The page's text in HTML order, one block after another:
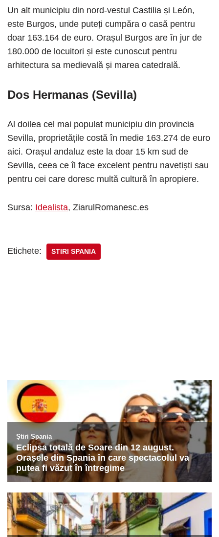
Un alt municipiu din nord-vestul Castilia și León,
este Burgos, unde puteți cumpăra o casă pentru
doar 163.164 de euro. Orașul Burgos are în jur de
180.000 de locuitori și este cunoscut pentru
arhitectura sa medievală și marea catedrală.
Dos Hermanas (Sevilla)
Al doilea cel mai populat municipiu din provincia
Sevilla, proprietățile costă în medie 163.274 de euro
aici. Orașul andaluz este la doar 15 km sud de
Sevilla, ceea ce îl face excelent pentru navetiști sau
pentru cei care doresc multă cultură în apropiere.
Sursa: Idealista, ZiarulRomanesc.es
Etichete: STIRI SPANIA